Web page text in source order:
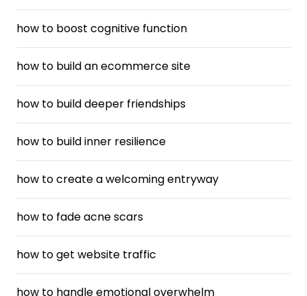
how to boost cognitive function
how to build an ecommerce site
how to build deeper friendships
how to build inner resilience
how to create a welcoming entryway
how to fade acne scars
how to get website traffic
how to handle emotional overwhelm